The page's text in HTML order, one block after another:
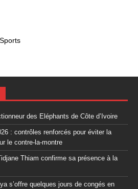
des Eléphants de Côte d’Ivoire
: contrôles renforcés pour éviter la
le contre-la-montre
Thiam confirme sa présence à la
s’offre quelques jours de congés en